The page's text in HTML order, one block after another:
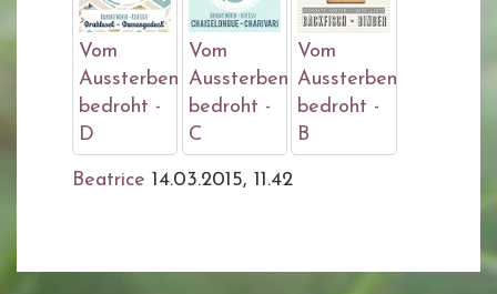
Vom
Aussterben
bedroht -
D
Vom
Aussterben
bedroht -
C
Vom
Aussterben
bedroht -
B
Beatrice 14.03.2015, 11.42